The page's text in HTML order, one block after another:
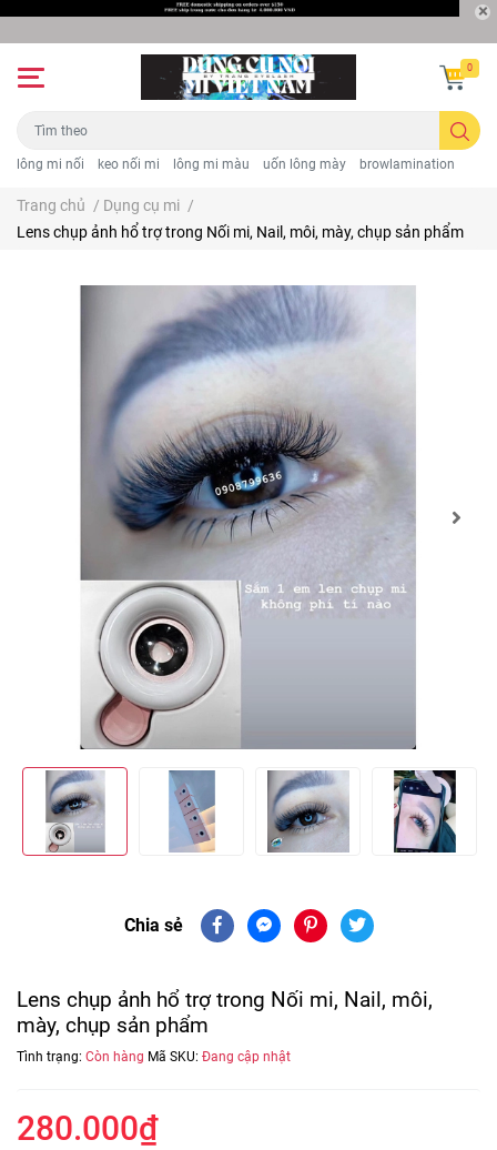
lông mi nối keo nối mi lông mi màu uốn lông mày browlamination
0
Trang chủ / Dụng cụ mi /
Lens chụp ảnh hổ trợ trong Nối mi, Nail, môi, mày, chụp sản phẩm
Chia sẻ
Lens chụp ảnh hổ trợ trong Nối mi, Nail, môi,
mày, chụp sản phẩm
Tình trạng: Còn hàng Mã SKU: Đang cập nhật
280.000₫